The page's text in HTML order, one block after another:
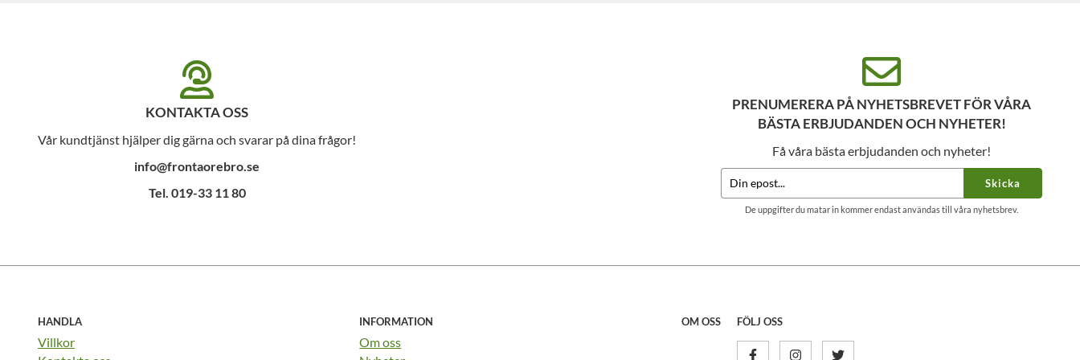
KONTAKTA OSS
Vår kundtjänst hjälper dig gärna och svarar på dina frågor!
info@frontaorebro.se
Tel. 019-33 11 80
PRENUMERERA PÅ NYHETSBREVET FÖR VÅRA
BÄSTA ERBJUDANDEN OCH NYHETER!
Få våra bästa erbjudanden och nyheter!
Skicka
De uppgifter du matar in kommer endast användas till våra nyhetsbrev.
HANDLA
Villkor
INFORMATION
Om oss
OM OSS FÖLJ OSS